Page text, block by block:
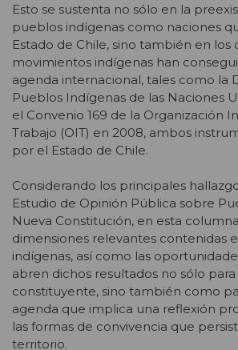
Esto se sustenta no sólo en la
pueblos indígenas como naciones
Estado de Chile, sino también en los
movimientos indígenas han
agenda internacional, tales como la
Pueblos Indígenas de las Naciones
el Convenio 169 de la Organización
Trabajo (OIT) en 2008, ambos
por el Estado de Chile.
Considerando los principales
Estudio de Opinión Pública sobre
Nueva Constitución, en esta
dimensiones relevantes contenidas
indígenas, así como las
abren dichos resultados no sólo
constituyente, sino también como
agenda que implica una reflexión
las formas de convivencia que
territorio.